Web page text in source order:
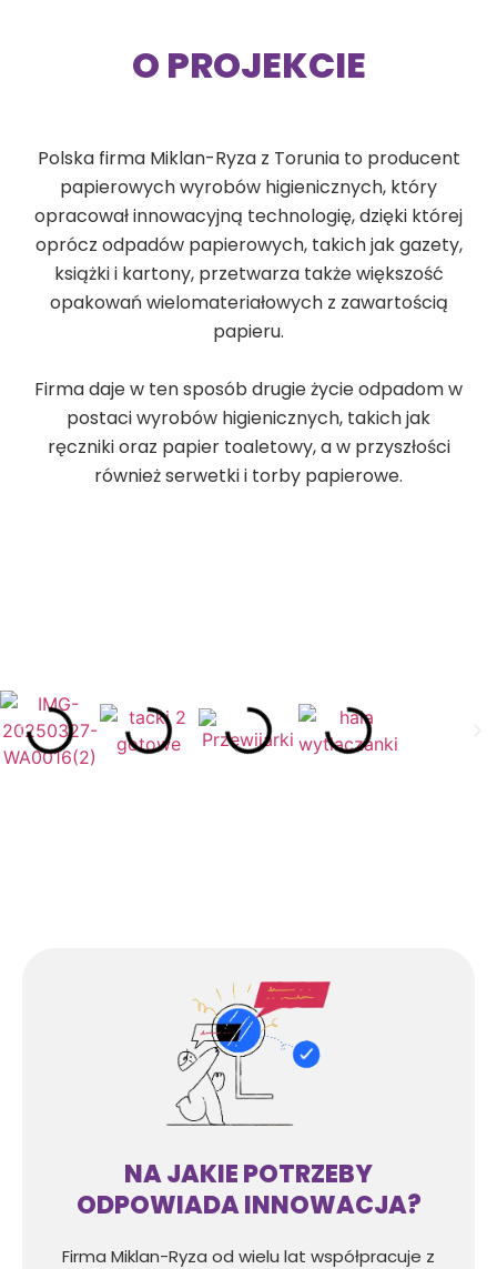
O PROJEKCIE
Polska firma Miklan-Ryza z Torunia to producent
papierowych wyrobów higienicznych, który
opracował innowacyjną technologię, dzięki której
oprócz odpadów papierowych, takich jak gazety,
książki i kartony, przetwarza także większość
opakowań wielomateriałowych z zawartością
papieru.
Firma daje w ten sposób drugie życie odpadom w
postaci wyrobów higienicznych, takich jak
ręczniki oraz papier toaletowy, a w przyszłości
również serwetki i torby papierowe.
NA JAKIE POTRZEBY
ODPOWIADA INNOWACJA?
Firma Miklan-Ryza od wielu lat współpracuje z